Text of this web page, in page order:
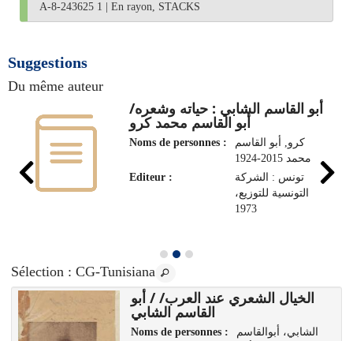
A-8-243625 1 En rayon, STACKS
Suggestions
Du même auteur
أبو القاسم الشابي : حياته وشعره/
أبو القاسم محمد كرو
Noms de personnes :
كرو, أبو القاسم
محمد 2015-1924
Editeur :
تونس : الشركة
التونسية للتوزيع،
1973
Sélection : CG-Tunisiana
الخيال الشعري عند العرب/ / أبو
القاسم الشابي
Noms de personnes :
الشابي، أبوالقاسم